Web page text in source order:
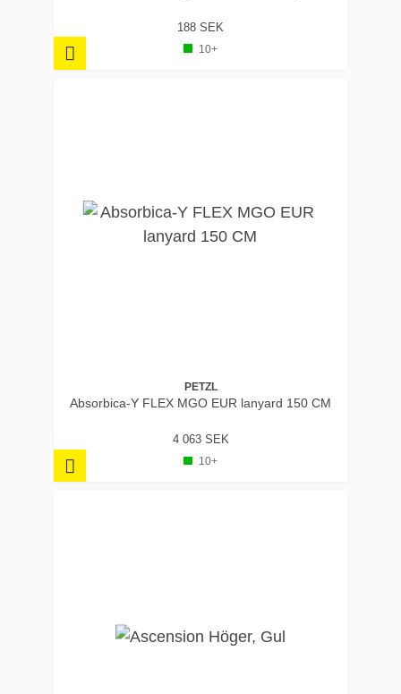
188 SEK
10+
PETZL
Absorbica-Y FLEX MGO EUR lanyard 150 CM
4 063 SEK
10+